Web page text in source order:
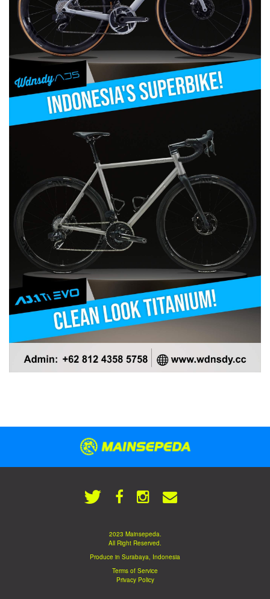
2023 Mainsepeda.
All Right Reserved.
Produce in Surabaya, Indonesia
Terms of Service
Privacy Policy